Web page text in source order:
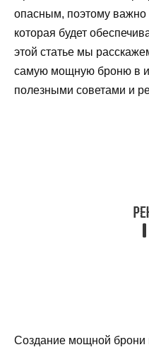
опасным, поэтому
которая будет
этой статье мы
самую мощную броню в
полезными советами и
Создание мощной брони